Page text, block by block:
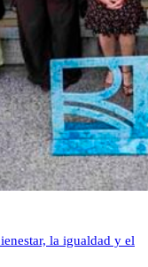
la igualdad y el